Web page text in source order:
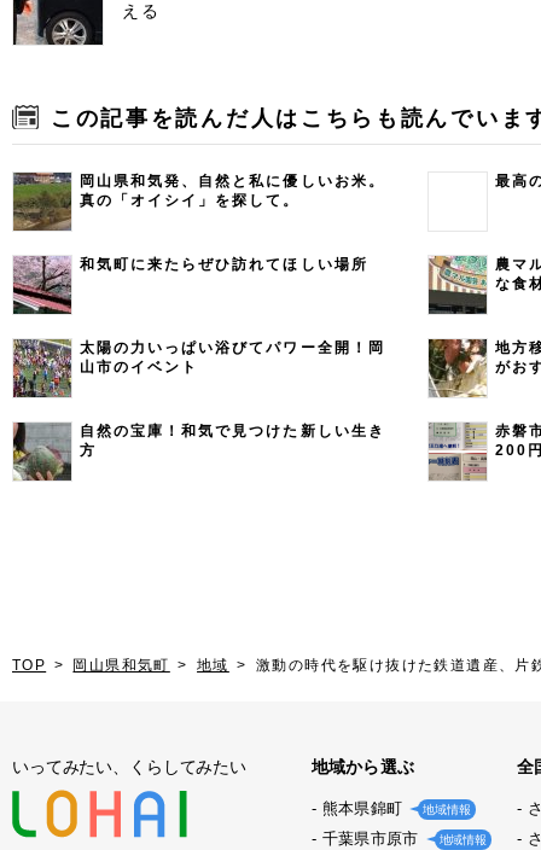
える
この記事を読んだ人はこちらも読んでいま
岡山県和気発、自然と私に優しいお米。
真の「オイシイ」を探して。
最高
和気町に来たらぜひ訪れてほしい場所
農マ
な食
太陽の力いっぱい浴びてパワー全開！岡
山市のイベント
地方
がお
自然の宝庫！和気で見つけた新しい生き
方
赤磐
200
TOP 岡山県和気町 地域 激動の時代を駆け抜けた鉄道遺産、片
いってみたい、くらしてみたい 地域から選ぶ
熊本県錦町 地域情報
千葉県市原市 地域情報
全